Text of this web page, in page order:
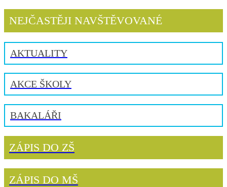
NEJČASTĚJI NAVŠTĚVOVANÉ
AKTUALITY
AKCE ŠKOLY
BAKALÁŘI
ZÁPIS DO ZŠ
ZÁPIS DO MŠ